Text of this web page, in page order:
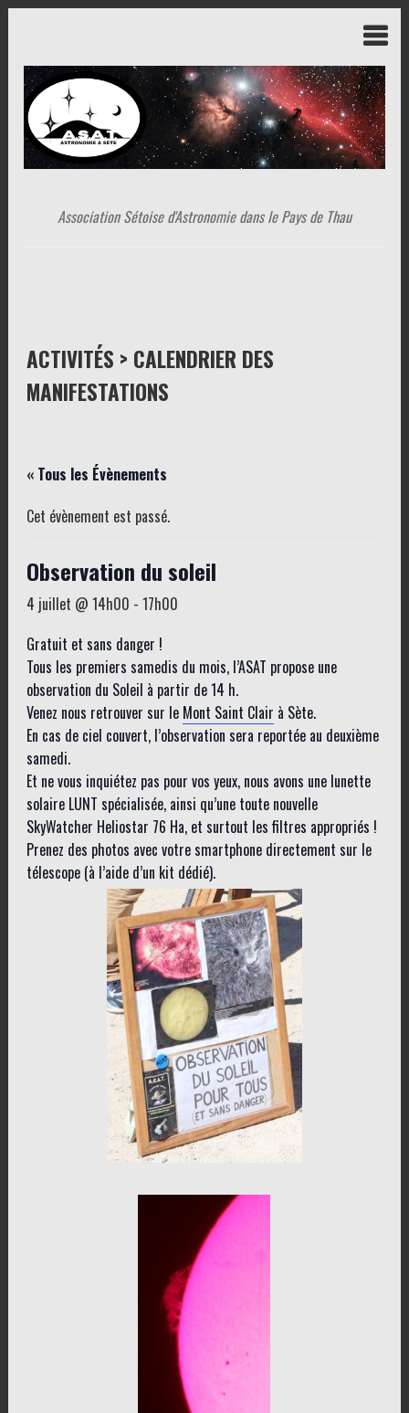
Association Sétoise d'Astronomie dans le Pays de Thau
ACTIVITÉS > CALENDRIER DES
MANIFESTATIONS
« Tous les Évènements
Cet évènement est passé.
Observation du soleil
4 juillet @ 14h00 - 17h00
Gratuit et sans danger !
Tous les premiers samedis du mois, l’ASAT propose une
observation du Soleil à partir de 14 h.
Venez nous retrouver sur le Mont Saint Clair à Sète.
En cas de ciel couvert, l’observation sera reportée au deuxième
samedi.
Et ne vous inquiétez pas pour vos yeux, nous avons une lunette
solaire LUNT spécialisée, ainsi qu’une toute nouvelle
SkyWatcher Heliostar 76 Ha, et surtout les filtres appropriés !
Prenez des photos avec votre smartphone directement sur le
télescope (à l’aide d’un kit dédié).